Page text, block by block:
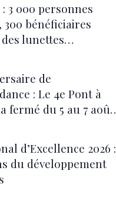
: 3 000 personnes
300 bénéficiaires
lunettes
de
: Le 4e Pont à
fermé du 5 au 7 août
d’Excellence 2026 :
du développement